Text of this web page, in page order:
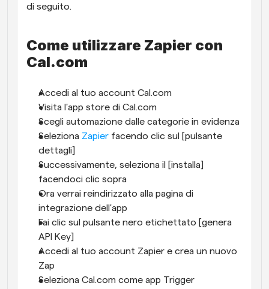
di seguito.
Come utilizzare Zapier con
Cal.com
Accedi al tuo account Cal.com
Visita l'app store di Cal.com
Scegli automazione dalle categorie in evidenza
Seleziona Zapier facendo clic sul [pulsante
dettagli]
Successivamente, seleziona il [installa]
facendoci clic sopra
Ora verrai reindirizzato alla pagina di
integrazione dell'app
Fai clic sul pulsante nero etichettato [genera
API Key]
Accedi al tuo account Zapier e crea un nuovo
Zap
Seleziona Cal.com come app Trigger